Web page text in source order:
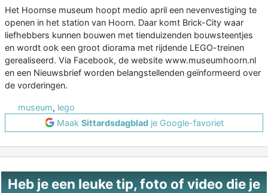
Het Hoornse museum hoopt medio april een nevenvestiging te
openen in het station van Hoorn. Daar komt Brick-City waar
liefhebbers kunnen bouwen met tienduizenden bouwsteentjes
en wordt ook een groot diorama met rijdende LEGO-treinen
gerealiseerd. Via Facebook, de website www.museumhoorn.nl
en een Nieuwsbrief worden belangstellenden geïnformeerd over
de vorderingen.
museum, lego
Maak Sittardsdagbladje Google-favoriet
Heb je een leuke tip, foto of video die je